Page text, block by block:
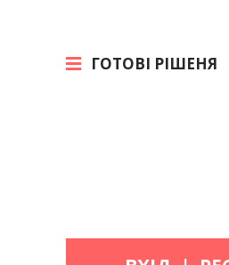
ГОТОВІ РІШЕНЯ